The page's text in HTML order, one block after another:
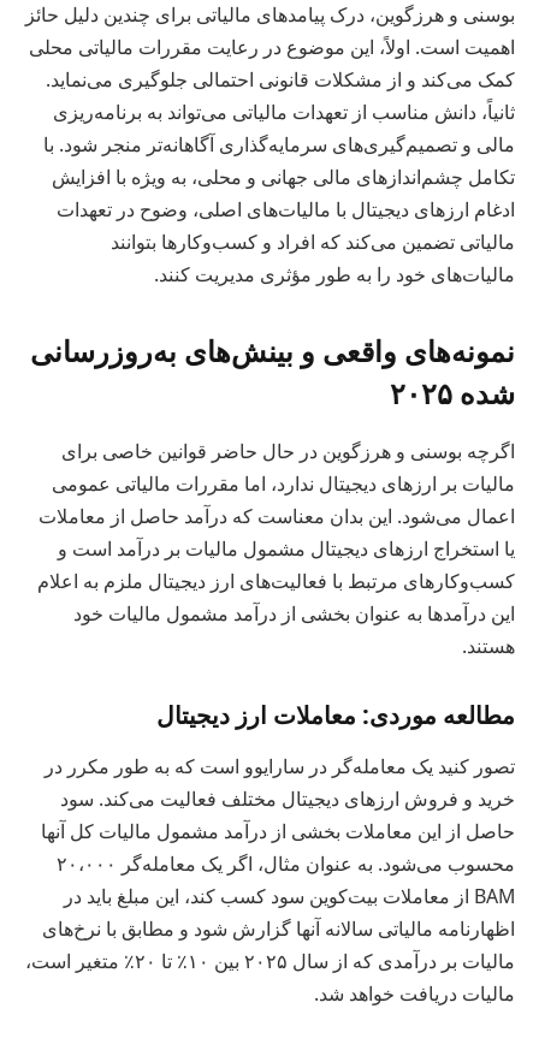
بوسنی و هرزگوین، درک پیامدهای مالیاتی برای چندین دلیل حائز
اهمیت است. اولاً، این موضوع در رعایت مقررات مالیاتی محلی
کمک می‌کند و از مشکلات قانونی احتمالی جلوگیری می‌نماید.
ثانیاً، دانش مناسب از تعهدات مالیاتی می‌تواند به برنامه‌ریزی
مالی و تصمیم‌گیری‌های سرمایه‌گذاری آگاهانه‌تر منجر شود. با
تکامل چشم‌اندازهای مالی جهانی و محلی، به ویژه با افزایش
ادغام ارزهای دیجیتال با مالیات‌های اصلی، وضوح در تعهدات
مالیاتی تضمین می‌کند که افراد و کسب‌وکارها بتوانند
مالیات‌های خود را به طور مؤثری مدیریت کنند.
نمونه‌های واقعی و بینش‌های به‌روزرسانی
شده ۲۰۲۵
اگرچه بوسنی و هرزگوین در حال حاضر قوانین خاصی برای
مالیات بر ارزهای دیجیتال ندارد، اما مقررات مالیاتی عمومی
اعمال می‌شود. این بدان معناست که درآمد حاصل از معاملات
یا استخراج ارزهای دیجیتال مشمول مالیات بر درآمد است و
کسب‌وکارهای مرتبط با فعالیت‌های ارز دیجیتال ملزم به اعلام
این درآمدها به عنوان بخشی از درآمد مشمول مالیات خود
هستند.
مطالعه موردی: معاملات ارز دیجیتال
تصور کنید یک معامله‌گر در سارایوو است که به طور مکرر در
خرید و فروش ارزهای دیجیتال مختلف فعالیت می‌کند. سود
حاصل از این معاملات بخشی از درآمد مشمول مالیات کل آنها
محسوب می‌شود. به عنوان مثال، اگر یک معامله‌گر ۲۰،۰۰۰
BAM از معاملات بیت‌کوین سود کسب کند، این مبلغ باید در
اظهارنامه مالیاتی سالانه آنها گزارش شود و مطابق با نرخ‌های
مالیات بر درآمدی که از سال ۲۰۲۵ بین ۱۰٪ تا ۲۰٪ متغیر است،
مالیات دریافت خواهد شد.